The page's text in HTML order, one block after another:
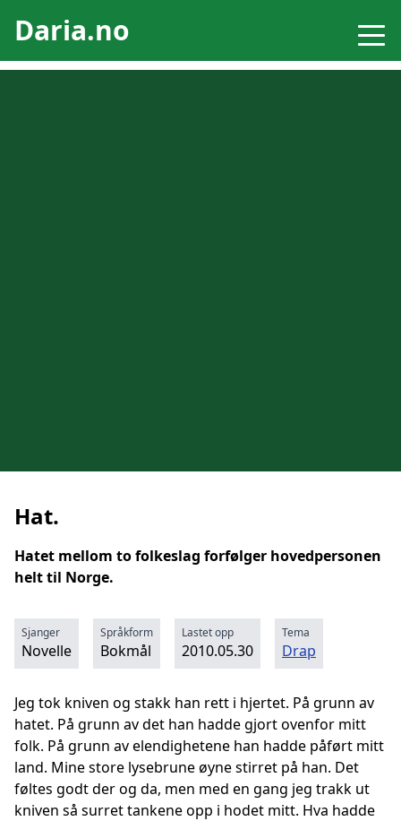
Daria.no
Hat.
Hatet mellom to folkeslag forfølger hovedpersonen
helt til Norge.
Sjanger
Novelle
Språkform
Bokmål
Lastet opp
2010.05.30
Tema
Drap
Jeg tok kniven og stakk han rett i hjertet. På grunn av
hatet. På grunn av det han hadde gjort ovenfor mitt
folk. På grunn av elendighetene han hadde påført mitt
land. Mine store lysebrune øyne stirret på han. Det
føltes godt der og da, men med en gang jeg trakk ut
kniven så surret tankene opp i hodet mitt. Hva hadde